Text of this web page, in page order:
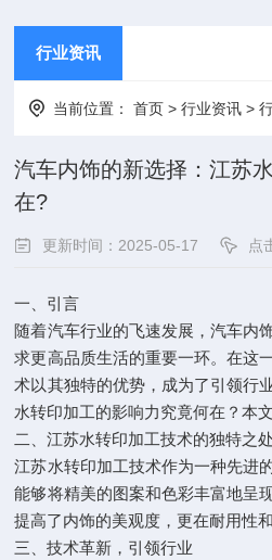
行业资讯
当前位置：首页 >行业资讯 >
汽车内饰的新选择：江苏
在?
更新时间：2025-05-17 点
一、引言
随着汽车行业的飞速发展，汽车内
求更高品质生活的重要一环。在这
术以其独特的优势，成为了引领行
水转印加工的影响力究竟何在？本
二、江苏水转印加工技术的独特之处
江苏水转印加工技术作为一种先进
能够将精美的图案和色彩丰富地呈
提高了内饰的美观度，更在耐用性
三、技术革新，引领行业